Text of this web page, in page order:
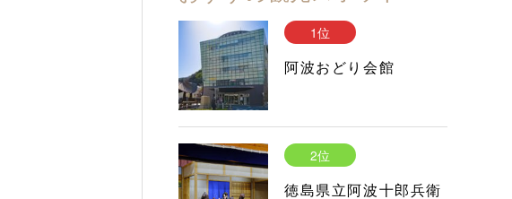
1位
阿波おどり会館
2位
徳島県立阿波十郎兵衛